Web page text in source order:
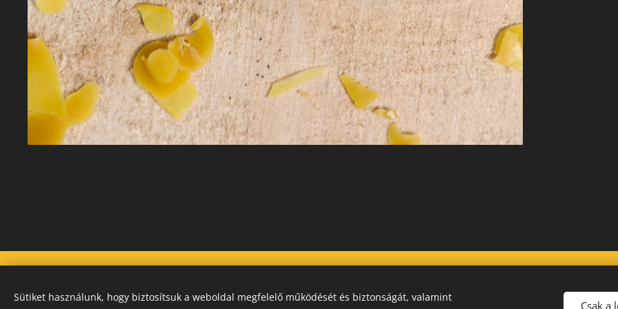
Instagram| facebook
Sütiket használunk, hogy biztosítsuk a weboldal megfelelő működését és biztonságát, valamint
Csak a